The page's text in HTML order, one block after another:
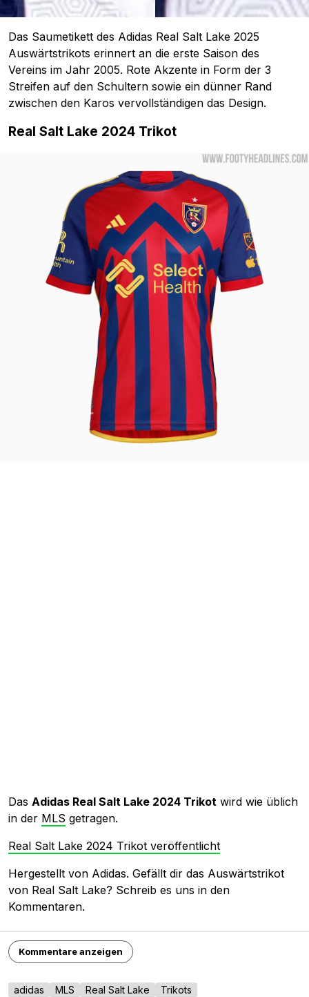
Das Saumetikett des Adidas Real Salt Lake 2025
Auswärtstrikots erinnert an die erste Saison des
Vereins im Jahr 2005. Rote Akzente in Form der 3
Streifen auf den Schultern sowie ein dünner Rand
zwischen den Karos vervollständigen das Design.
Real Salt Lake 2024 Trikot
Das Adidas Real Salt Lake 2024 Trikot wird wie üblich
in der MLS getragen.
Real Salt Lake 2024 Trikot veröffentlicht
Hergestellt von Adidas. Gefällt dir das Auswärtstrikot
von Real Salt Lake? Schreib es uns in den
Kommentaren.
Kommentare anzeigen
adidas MLS Real Salt Lake
Trikots